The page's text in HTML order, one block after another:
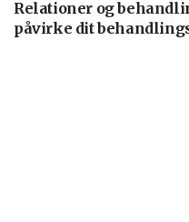
Relationer og
påvirke dit